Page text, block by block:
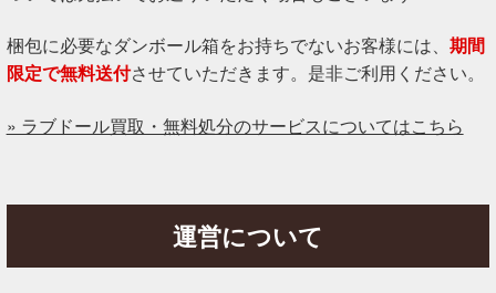
梱包に必要なダンボール箱をお持ちでないお客様には、 期間
限定で無料送付させていただきます。是非ご利用ください。
» ラブドール買取・無料処分のサービスについてはこちら
運営について